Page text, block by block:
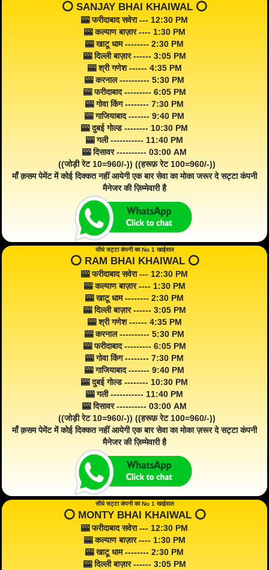
⭕️ SANJAY BHAI KHAIWAL ⭕️
🎰 फरीदाबाद सवेरा --- 12:30 PM
🎰 कल्याण बाज़ार ---- 1:30 PM
🎰 खाटू धाम -------- 2:30 PM
🎰 दिल्ली बाज़ार ------ 3:05 PM
🎰 श्री गणेश ------ 4:35 PM
🎰 करनाल ---------- 5:30 PM
🎰 फरीदाबाद --------- 6:05 PM
🎰 गोवा किंग -------- 7:30 PM
🎰 गाजियाबाद ------- 9:40 PM
🎰 दुबई गोल्ड -------- 10:30 PM
🎰 गली ----------- 11:40 PM
🎰 दिसावर ---------- 03:00 AM
((जोड़ी रेट 10=960/-)) ((हरूफ़ रेट 100=960/-))
माँ क़सम पेमेंट में कोई दिक्कत नहीं आयेगी एक बार सेवा का मोका जरूर दे सट्टा कंपनी
मैनेजर की ज़िम्मेवारी है
सीधे सट्टा कंपनी का No 1 खाईवाल
⭕️ RAM BHAI KHAIWAL ⭕️
🎰 फरीदाबाद सवेरा --- 12:30 PM
🎰 कल्याण बाज़ार ---- 1:30 PM
🎰 खाटू धाम -------- 2:30 PM
🎰 दिल्ली बाज़ार ------ 3:05 PM
🎰 श्री गणेश ------ 4:35 PM
🎰 करनाल ---------- 5:30 PM
🎰 फरीदाबाद --------- 6:05 PM
🎰 गोवा किंग -------- 7:30 PM
🎰 गाजियाबाद ------- 9:40 PM
🎰 दुबई गोल्ड -------- 10:30 PM
🎰 गली ----------- 11:40 PM
🎰 दिसावर ---------- 03:00 AM
((जोड़ी रेट 10=960/-)) ((हरूफ़ रेट 100=960/-))
माँ क़सम पेमेंट में कोई दिक्कत नहीं आयेगी एक बार सेवा का मोका ज़रूर दे सट्टा कंपनी
मैनेजर की ज़िम्मेवारी है
सीधे सट्टा कंपनी का No 1 खाईवाल
⭕️ MONTY BHAI KHAIWAL ⭕️
🎰 फरीदाबाद सवेरा --- 12:30 PM
🎰 कल्याण बाज़ार ---- 1:30 PM
🎰 खाटू धाम -------- 2:30 PM
🎰 दिल्ली बाज़ार ------ 3:05 PM